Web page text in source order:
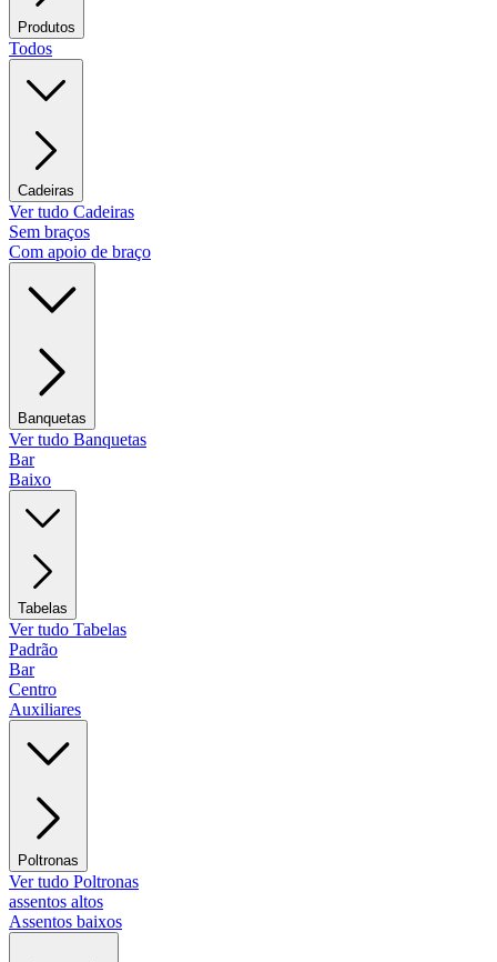
Produtos
Todos
Cadeiras
Ver tudo Cadeiras
Sem braços
Com apoio de braço
Banquetas
Ver tudo Banquetas
Bar
Baixo
Tabelas
Ver tudo Tabelas
Padrão
Bar
Centro
Auxiliares
Poltronas
Ver tudo Poltronas
assentos altos
Assentos baixos